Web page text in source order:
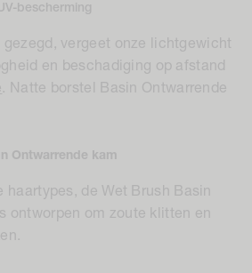
bescherming
gezegd, vergeet onze lichtgewicht
en beschadiging op afstand
. Natte borstel Basin Ontwarrende
Ontwarrende kam
haartypes, de Wet Brush Basin
ontworpen om zoute klitten en